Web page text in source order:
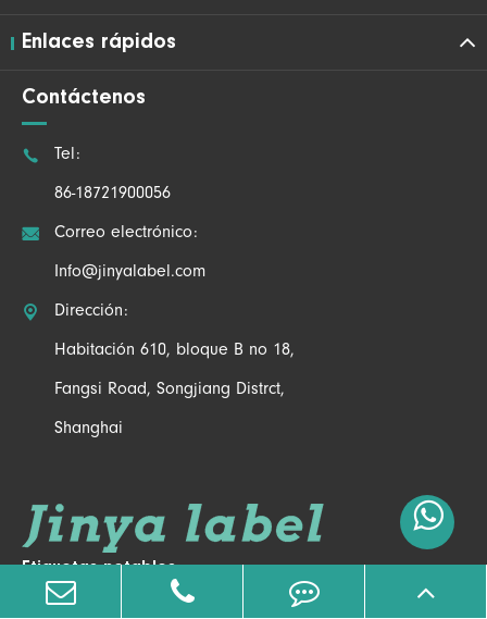
Enlaces rápidos
Contáctenos
 Tel:
86-18721900056
 Correo electrónico:
Info@jinyalabel.com
 Dirección:
Habitación 610, bloque B no 18,
Fangsi Road, Songjiang Distrct,
Shanghai
Etiquetas notables